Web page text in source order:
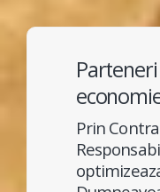
Prin